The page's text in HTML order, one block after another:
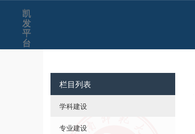
凯
发
平
台
栏目列表
学科建设
专业建设